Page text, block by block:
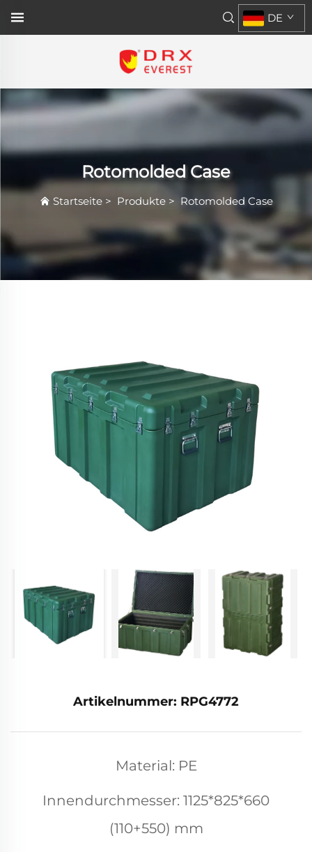
DE
Rotomolded Case
Startseite> Produkte> Rotomolded Case
Artikelnummer: RPG4772
Material: PE
Innendurchmesser: 1125*825*660
(110+550) mm